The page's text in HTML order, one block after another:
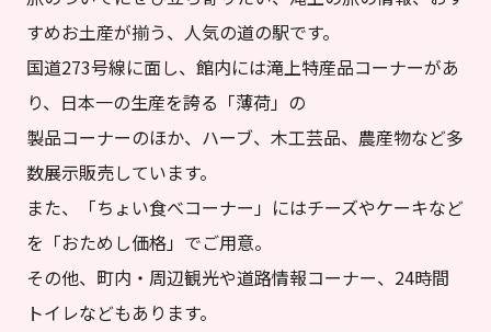
すめお土産が揃う、人気の道の駅です。
国道273号線に面し、館内には滝上特産品コーナーがあ
り、日本一の生産を誇る「薄荷」の
製品コーナーのほか、ハーブ、木工芸品、農産物など多
数展示販売しています。
また、「ちょい食べコーナー」にはチーズやケーキなど
を「おためし価格」でご用意。
その他、町内・周辺観光や道路情報コーナー、24時間
トイレなどもあります。